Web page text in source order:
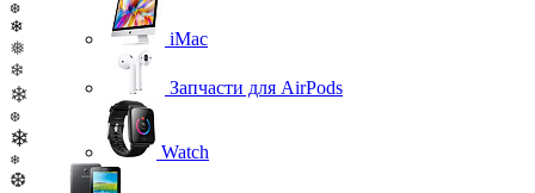
❆
❄
❅
❄
❄
❆
❄
❄
❆
iMac
Запчасти для AirPods
Watch